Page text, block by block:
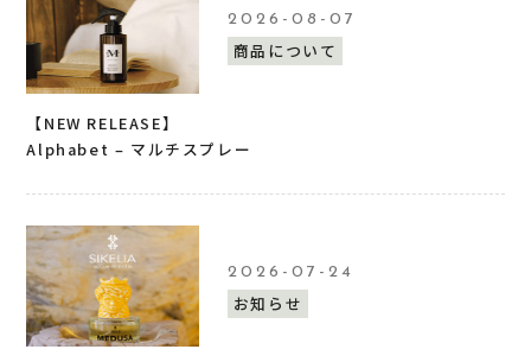
2026-08-07
商品について
【NEW RELEASE】
Alphabet – マルチスプレー
2026-07-24
お知らせ